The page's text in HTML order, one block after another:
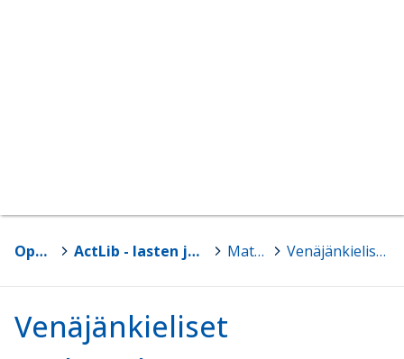
Oppimateriaalit ActLib - lasten ja nuorten monikielisyyteen kasvu ja sen vahvistaminen > Materiaalit > Venäjänkieliset ruokasadut
Venäjänkieliset